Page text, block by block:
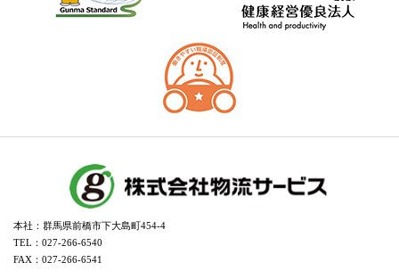
本社：群馬県前橋市下大島町454-4
TEL：027-266-6540
FAX：027-266-6541